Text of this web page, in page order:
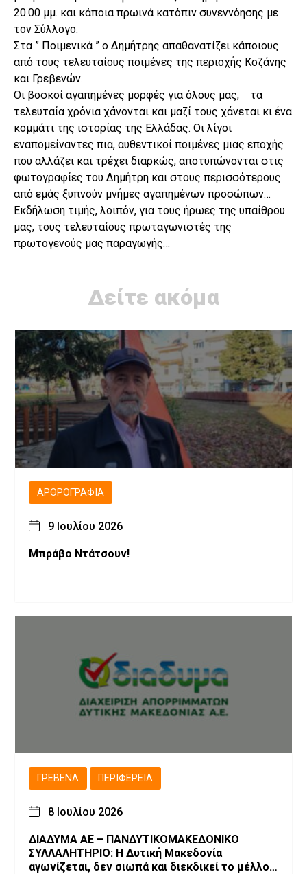
20.00 μμ. και κάποια πρωινά κατόπιν συνεννόησης με
τον Σύλλογο.
Στα ” Ποιμενικά ” ο Δημήτρης απαθανατίζει κάποιους
από τους τελευταίους ποιμένες της περιοχής Κοζάνης
και Γρεβενών.
Οι βοσκοί αγαπημένες μορφές για όλους μας, τα
τελευταία χρόνια χάνονται και μαζί τους χάνεται κι ένα
κομμάτι της ιστορίας της Ελλάδας. Οι λίγοι
εναπομείναντες πια, αυθεντικοί ποιμένες μιας εποχής
που αλλάζει και τρέχει διαρκώς, αποτυπώνονται στις
φωτογραφίες του Δημήτρη και στους περισσότερους
από εμάς ξυπνούν μνήμες αγαπημένων προσώπων…
Εκδήλωση τιμής, λοιπόν, για τους ήρωες της υπαίθρου
μας, τους τελευταίους πρωταγωνιστές της
πρωτογενούς μας παραγωγής…
Δείτε ακόμα
ΑΡΘΡΟΓΡΑΦΊΑ
9 Ιουλίου 2026
Μπράβο Ντάτσουν!
ΓΡΕΒΕΝΆ ΠΕΡΙΦΈΡΕΙΑ
8 Ιουλίου 2026
ΔΙΑΔΥΜΑ ΑΕ – ΠΑΝΔΥΤΙΚΟΜΑΚΕΔΟΝΙΚΟ
ΣΥΛΛΑΛΗΤΗΡΙΟ: Η Δυτική Μακεδονία
αγωνίζεται, δεν σιωπά και διεκδικεί το μέλλον